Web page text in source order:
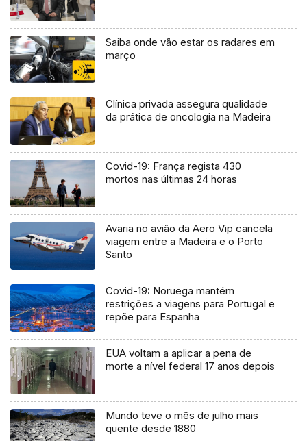
Saiba onde vão estar os radares em
março
Clínica privada assegura qualidade
da prática de oncologia na Madeira
Covid-19: França regista 430
mortos nas últimas 24 horas
Avaria no avião da Aero Vip cancela
viagem entre a Madeira e o Porto
Santo
Covid-19: Noruega mantém
restrições a viagens para Portugal e
repõe para Espanha
EUA voltam a aplicar a pena de
morte a nível federal 17 anos depois
Mundo teve o mês de julho mais
quente desde 1880